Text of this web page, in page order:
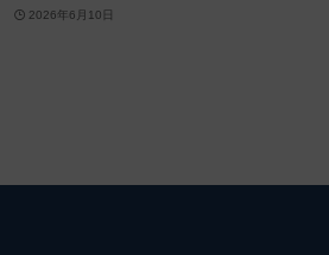
2026年6月10日